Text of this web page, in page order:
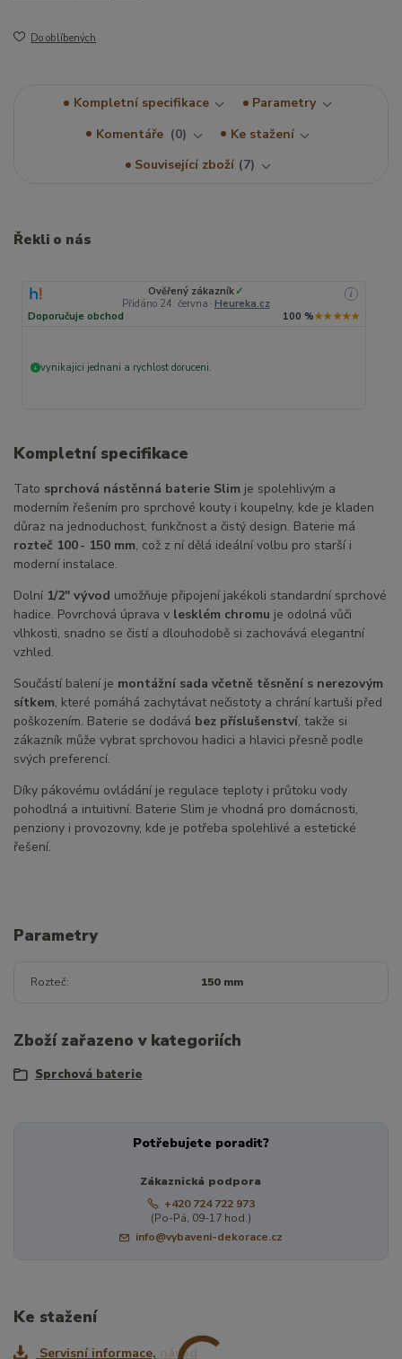
Do oblíbených
Kompletní specifikace
Parametry
Komentáře
0
Ke stažení
Související zboží 7
Řekli o nás
Ověřený zákazník ✓
Přidáno 24. června · Heureka.cz
i
Doporučuje obchod 100 %★★★★★
+ vynikajici jednani a rychlost doruceni.
Kompletní specifikace
Tato sprchová nástěnná baterie Slim je spolehlivým a
moderním řešením pro sprchové kouty i koupelny, kde je kladen
důraz na jednoduchost, funkčnost a čistý design. Baterie má
rozteč 100 - 150 mm, což z ní dělá ideální volbu pro starší i
moderní instalace.
Dolní 1/2" vývod umožňuje připojení jakékoli standardní sprchové
hadice. Povrchová úprava v lesklém chromu je odolná vůči
vlhkosti, snadno se čistí a dlouhodobě si zachovává elegantní
vzhled.
Součástí balení je montážní sada včetně těsnění s nerezovým
sítkem, které pomáhá zachytávat nečistoty a chrání kartuši před
poškozením. Baterie se dodává bez příslušenství, takže si
zákazník může vybrat sprchovou hadici a hlavici přesně podle
svých preferencí.
Díky pákovému ovládání je regulace teploty i průtoku vody
pohodlná a intuitivní. Baterie Slim je vhodná pro domácnosti,
penziony i provozovny, kde je potřeba spolehlivé a estetické
řešení.
Parametry
Rozteč 150 mm
Zboží zařazeno v kategoriích
Sprchová baterie
Potřebujete poradit?
Zákaznická podpora
+420 724 722 973
(Po-Pá, 09-17 hod.)
info@vybaveni-dekorace.cz
Ke stažení
Servisní informace, návod